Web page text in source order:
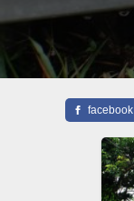
facebook